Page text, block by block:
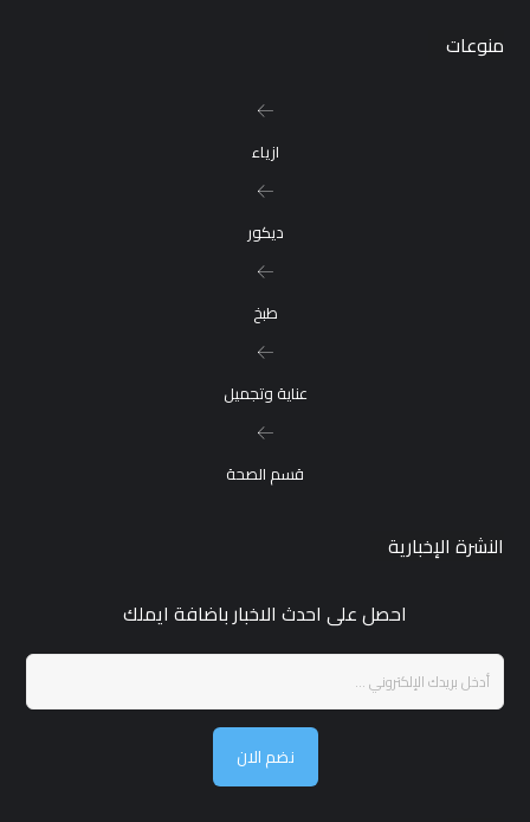
منوعات
ازياء
ديكور
طبخ
عناية وتجميل
قسم الصحة
النشرة الإخبارية
احصل على احدث الاخبار باضافة ايملك
نضم الان